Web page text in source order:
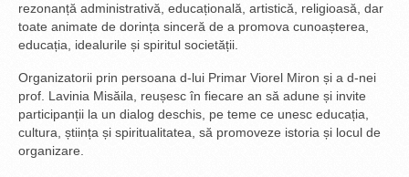
rezonanță administrativă, educațională, artistică, religioasă, dar
toate animate de dorința sinceră de a promova cunoașterea,
educația, idealurile și spiritul societății.
Organizatorii prin persoana d-lui Primar Viorel Miron și a d-nei
prof. Lavinia Misăila, reușesc în fiecare an să adune și invite
participanții la un dialog deschis, pe teme ce unesc educația,
cultura, știința și spiritualitatea, să promoveze istoria și locul de
organizare.